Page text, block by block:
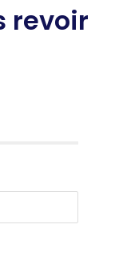
revoir